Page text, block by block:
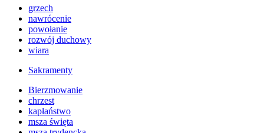
grzech
nawrócenie
powołanie
rozwój duchowy
wiara
Sakramenty
Bierzmowanie
chrzest
kapłaństwo
msza święta